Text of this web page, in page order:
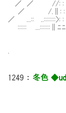
／ ／ //: : : :｀.
／ /.∥: : : : : :
／ ...:: ..::::::::〉
:::::: ...:::::::∥ﾆﾆ
1249 ： 冬色